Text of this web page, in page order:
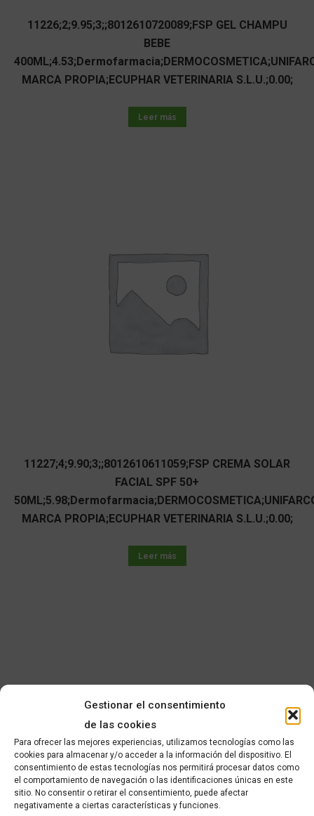
Gestionar el consentimiento
de las cookies
Para ofrecer las mejores experiencias, utilizamos tecnologías como las
cookies para almacenar y/o acceder a la información del dispositivo. El
consentimiento de estas tecnologías nos permitirá procesar datos como
el comportamiento de navegación o las identificaciones únicas en este
sitio. No consentir o retirar el consentimiento, puede afectar
negativamente a ciertas características y funciones.
11226;2;9.95;3;;8012610720089;FSP GEL CHAMPU
BEBE
MARCA PROPIA;ECUPHAR VETERINARIA S.L.U.;0.00;
Leer más
11227;4;9.90;3;;8012610611059;FSP CREMA SOLAR
FACIAL SPF 50+
MARCA PROPIA;ECUPHAR VETERINARIA S.L.U.;0.00;
Leer más